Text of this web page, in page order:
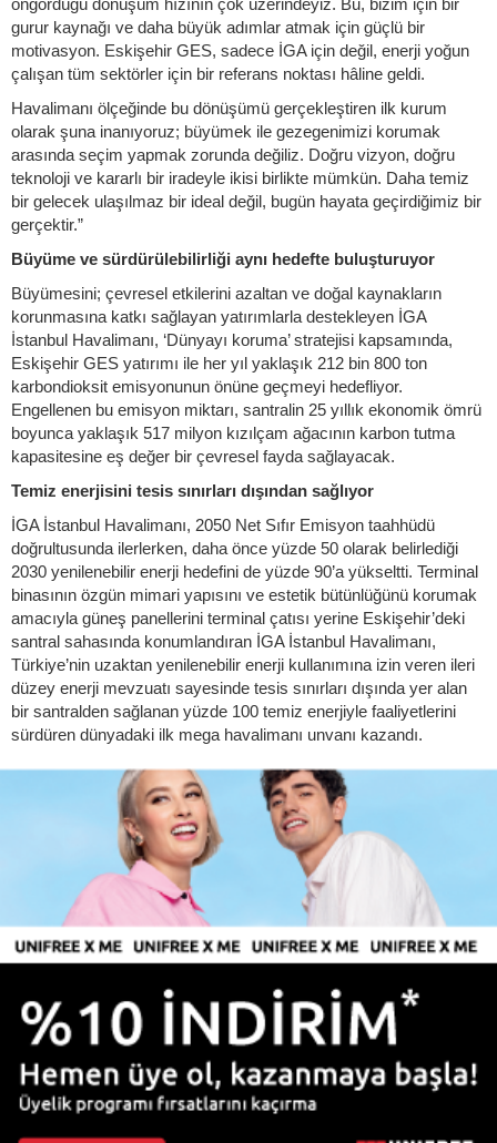
gurur kaynağı ve daha büyük adımlar atmak için güçlü bir
motivasyon. Eskişehir GES, sadece İGA için değil, enerji yoğun
çalışan tüm sektörler için bir referans noktası hâline geldi.
Havalimanı ölçeğinde bu dönüşümü gerçekleştiren ilk kurum
olarak şuna inanıyoruz; büyümek ile gezegenimizi korumak
arasında seçim yapmak zorunda değiliz. Doğru vizyon, doğru
teknoloji ve kararlı bir iradeyle ikisi birlikte mümkün. Daha temiz
bir gelecek ulaşılmaz bir ideal değil, bugün hayata geçirdiğimiz bir
gerçektir.”
Büyüme ve sürdürülebilirliği aynı hedefte buluşturuyor
Büyümesini; çevresel etkilerini azaltan ve doğal kaynakların
korunmasına katkı sağlayan yatırımlarla destekleyen İGA
İstanbul Havalimanı, ‘Dünyayı koruma’ stratejisi kapsamında,
Eskişehir GES yatırımı ile her yıl yaklaşık 212 bin 800 ton
karbondioksit emisyonunun önüne geçmeyi hedefliyor.
Engellenen bu emisyon miktarı, santralin 25 yıllık ekonomik ömrü
boyunca yaklaşık 517 milyon kızılçam ağacının karbon tutma
kapasitesine eş değer bir çevresel fayda sağlayacak.
Temiz enerjisini tesis sınırları dışından sağlıyor
İGA İstanbul Havalimanı, 2050 Net Sıfır Emisyon taahhüdü
doğrultusunda ilerlerken, daha önce yüzde 50 olarak belirlediği
2030 yenilenebilir enerji hedefini de yüzde 90’a yükseltti. Terminal
binasının özgün mimari yapısını ve estetik bütünlüğünü korumak
amacıyla güneş panellerini terminal çatısı yerine Eskişehir’deki
santral sahasında konumlandıran İGA İstanbul Havalimanı,
Türkiye’nin uzaktan yenilenebilir enerji kullanımına izin veren ileri
düzey enerji mevzuatı sayesinde tesis sınırları dışında yer alan
bir santralden sağlanan yüzde 100 temiz enerjiyle faaliyetlerini
sürdüren dünyadaki ilk mega havalimanı unvanı kazandı.